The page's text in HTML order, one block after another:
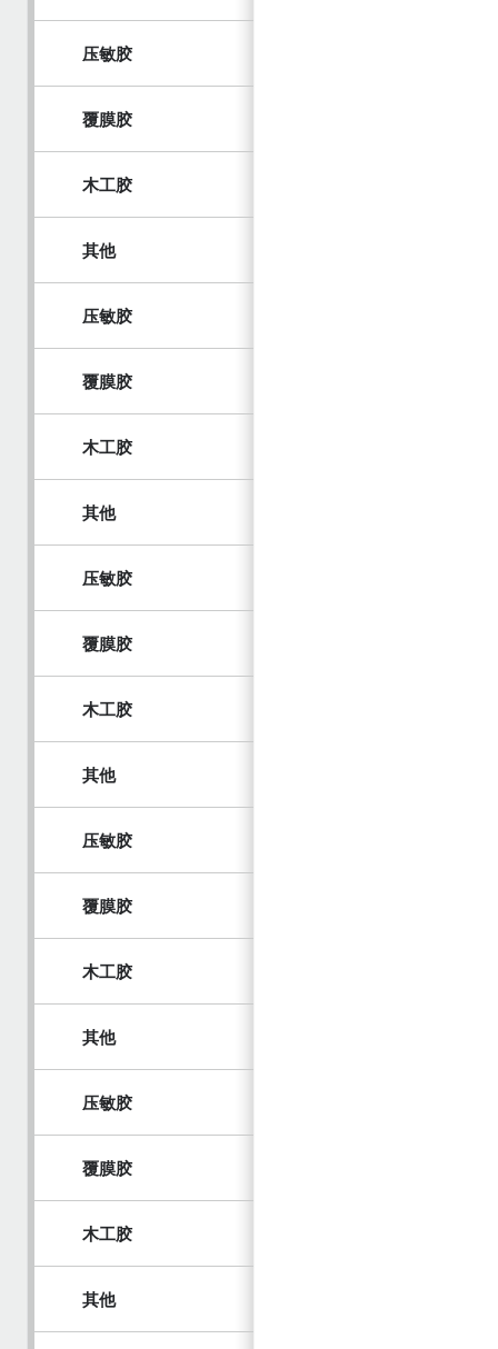
压敏胶
覆膜胶
木工胶
其他
压敏胶
覆膜胶
木工胶
其他
压敏胶
覆膜胶
木工胶
其他
压敏胶
覆膜胶
木工胶
其他
压敏胶
覆膜胶
木工胶
其他